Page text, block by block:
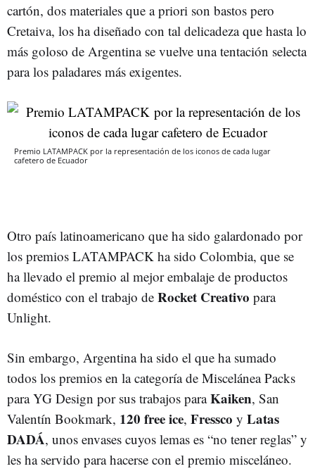
cartón, dos materiales que a priori son bastos pero
Cretaiva, los ha diseñado con tal delicadeza que hasta lo
más goloso de Argentina se vuelve una tentación selecta
para los paladares más exigentes.
Premio LATAMPACK por la representación de los iconos de cada lugar
cafetero de Ecuador
Otro país latinoamericano que ha sido galardonado por
los premios LATAMPACK ha sido Colombia, que se
ha llevado el premio al mejor embalaje de productos
doméstico con el trabajo de Rocket Creativo para
Unlight.
Sin embargo, Argentina ha sido el que ha sumado
todos los premios en la categoría de Miscelánea Packs
para YG Design por sus trabajos paraKaiken, San
Valentín Bookmark, 120 free ice, Fressco y Latas
DADÁ, unos envases cuyos lemas es “no tener reglas” y
les ha servido para hacerse con el premio misceláneo.